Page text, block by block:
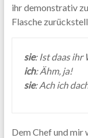
ihr demonstrativ
Flasche
sie: Ist daas ihr
ich: Ähm, ja!
sie: Ach ich
Dem Chef und mir